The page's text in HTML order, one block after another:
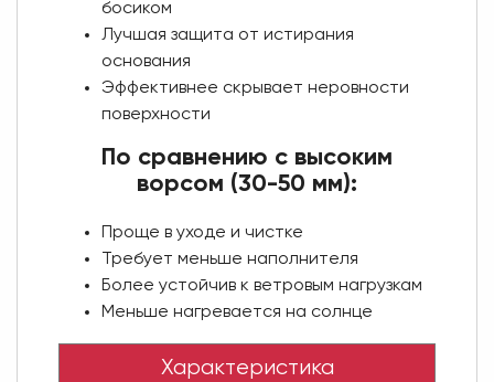
босиком
Лучшая защита от истирания
основания
Эффективнее скрывает неровности
поверхности
По сравнению с высоким
ворсом (30-50 мм):
Проще в уходе и чистке
Требует меньше наполнителя
Более устойчив к ветровым нагрузкам
Меньше нагревается на солнце
Характеристика